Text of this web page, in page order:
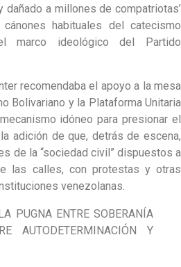
a millones de compatriotas’
habituales del catecismo
marco ideológico del Partido
recomendaba el apoyo a la mesa
Bolivariano y la Plataforma Unitaria
idóneo para presionar el
adición de que, detrás de escena,
de la “sociedad civil” dispuestos a
las calles, con protestas y otras
venezolanas.
PUGNA ENTRE SOBERANÍA
AUTODETERMINACIÓN Y